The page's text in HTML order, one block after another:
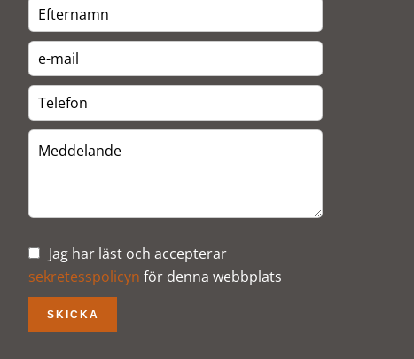
Jag har läst och accepterar
sekretesspolicyn för denna webbplats
SKICKA